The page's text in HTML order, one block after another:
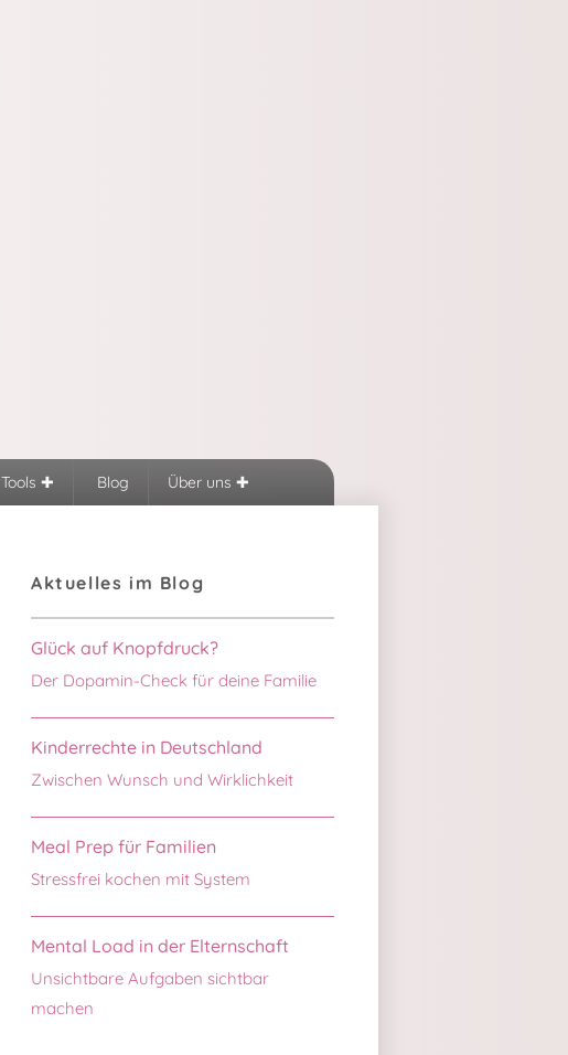
Tools Blog Über uns
Aktuelles im Blog
Glück auf Knopfdruck?
Der Dopamin-Check für deine Familie
Kinderrechte in Deutschland
Zwischen Wunsch und Wirklichkeit
Meal Prep für Familien
Stressfrei kochen mit System
Mental Load in der Elternschaft
Unsichtbare Aufgaben sichtbar
machen